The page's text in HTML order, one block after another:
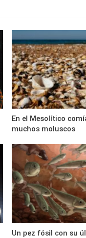
En el Mesolítico
muchos moluscos
Un pez fósil con su